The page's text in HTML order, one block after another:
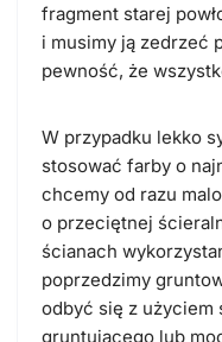
fragment starej
i musimy ją zedrzeć
pewność, że
W przypadku lekko
stosować farby o
chcemy od razu
o przeciętnej
ścianach
poprzedzimy
odbyć się z użyciem
gruntującego lub